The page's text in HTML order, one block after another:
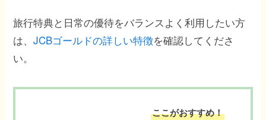
旅行特典と日常の優待をバランスよく利用したい方
は、JCBゴールドの詳しい特徴を確認してくださ
い。
ここがおすすめ！